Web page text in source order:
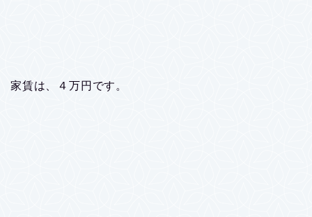
家賃は、４万円です。